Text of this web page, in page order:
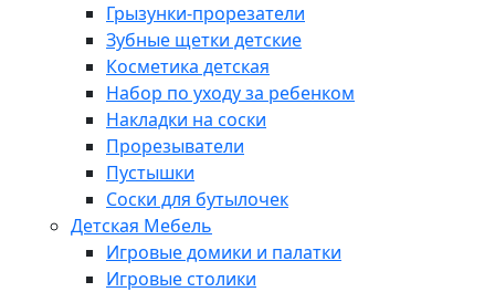
Грызунки-прорезатели
Зубные щетки детские
Косметика детская
Набор по уходу за ребенком
Накладки на соски
Прорезыватели
Пустышки
Соски для бутылочек
Детская Мебель
Игровые домики и палатки
Игровые столики